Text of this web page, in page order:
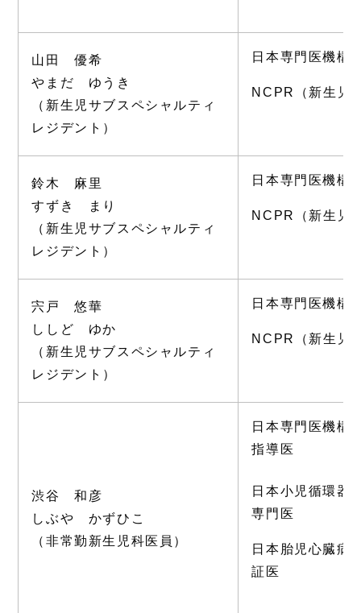
山田 優希
やまだ ゆうき
（新生児サブスペシャルティ
レジデント）
日本専門医機構
NCPR（新生児
鈴木 麻里
すずき まり
（新生児サブスペシャルティ
レジデント）
日本専門医機構
NCPR（新生児
宍戸 悠華
ししど ゆか
（新生児サブスペシャルティ
レジデント）
日本専門医機構
NCPR（新生児
渋谷 和彦
しぶや かずひこ
（非常勤新生児科医員）
日本専門医機構
指導医
日本小児循環器
専門医
日本胎児心臓病
証医